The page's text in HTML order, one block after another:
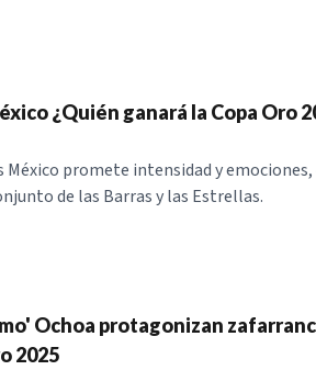
¿Quién ganará la Copa Oro
México promete intensidad y
de las Barras y las Estrellas.
Ochoa protagonizan
2025